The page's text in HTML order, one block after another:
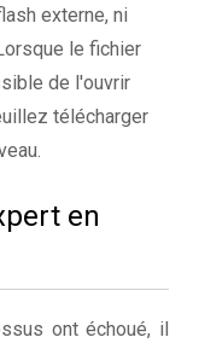
externe, ni
le fichier
de l'ouvrir
télécharger
en
ont échoué, il